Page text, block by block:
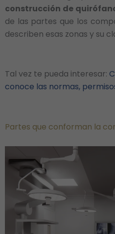
construcción de
de las partes que los
describen esas zonas y su
Tal vez te pueda interesar:
conoce las normas,
Partes que conforman la